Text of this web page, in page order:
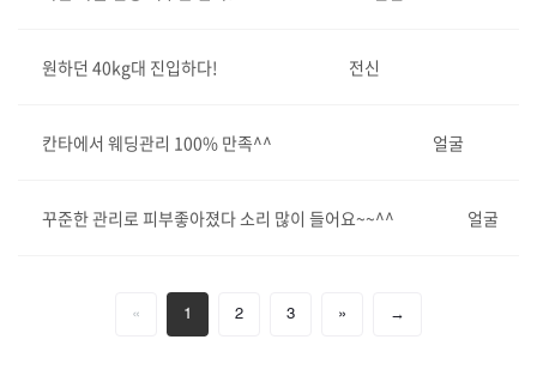
원하던 40kg대 진입하다! 전신
칸타에서 웨딩관리 100% 만족^^ 얼굴
꾸준한 관리로 피부좋아졌다 소리 많이 들어요~~^^ 얼굴
« 1 2 3 » →